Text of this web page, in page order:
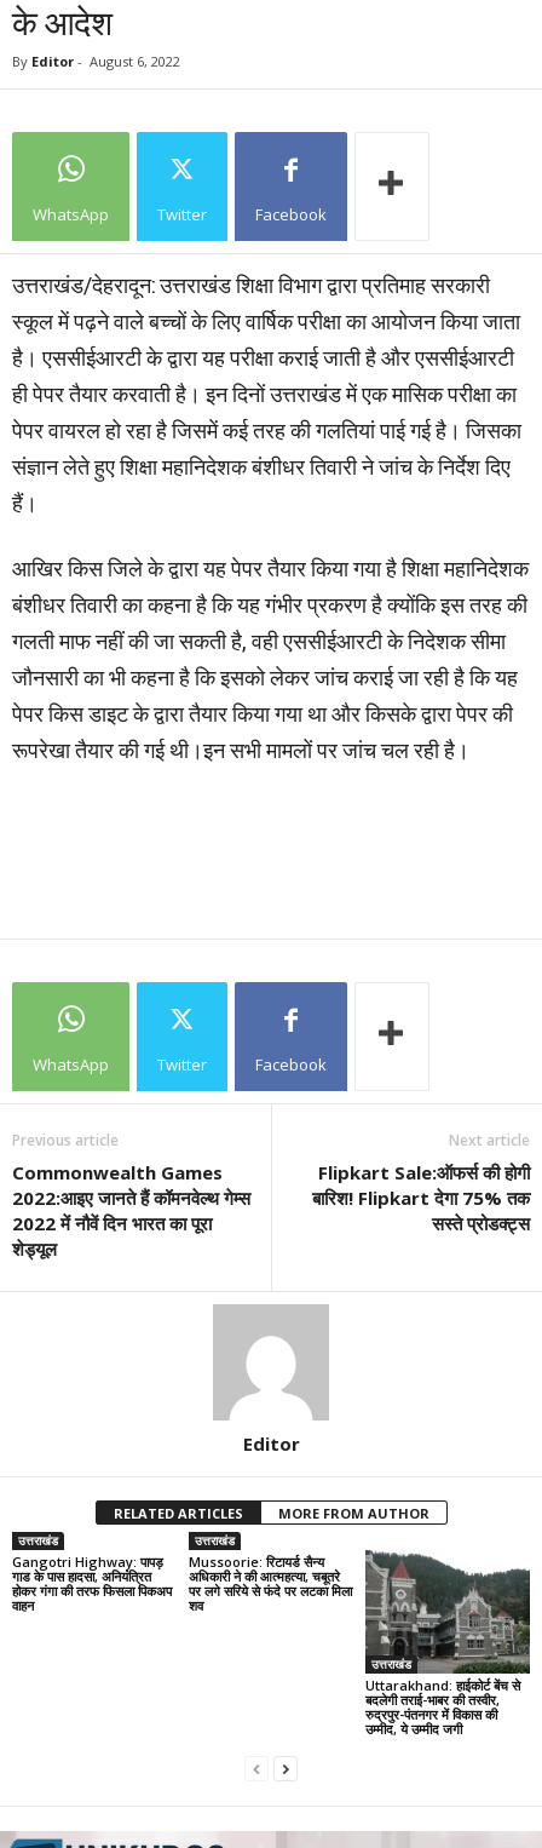
के आदेश
By Editor - August 6, 2022
WhatsApp Twitter Facebook
उत्तराखंड/देहरादून: उत्तराखंड शिक्षा विभाग द्वारा प्रतिमाह सरकारी
स्कूल में पढ़ने वाले बच्चों के लिए वार्षिक परीक्षा का आयोजन किया जाता
है। एससीईआरटी के द्वारा यह परीक्षा कराई जाती है और एससीईआरटी
ही पेपर तैयार करवाती है। इन दिनों उत्तराखंड में एक मासिक परीक्षा का
पेपर वायरल हो रहा है जिसमें कई तरह की गलतियां पाई गई है। जिसका
संज्ञान लेते हुए शिक्षा महानिदेशक बंशीधर तिवारी ने जांच के निर्देश दिए
हैं।
आखिर किस जिले के द्वारा यह पेपर तैयार किया गया है शिक्षा महानिदेशक
बंशीधर तिवारी का कहना है कि यह गंभीर प्रकरण है क्योंकि इस तरह की
गलती माफ नहीं की जा सकती है, वही एससीईआरटी के निदेशक सीमा
जौनसारी का भी कहना है कि इसको लेकर जांच कराई जा रही है कि यह
पेपर किस डाइट के द्वारा तैयार किया गया था और किसके द्वारा पेपर की
रूपरेखा तैयार की गई थी।इन सभी मामलों पर जांच चल रही है।
WhatsApp Twitter Facebook
Previous article
Commonwealth Games
2022:आइए जानते हैं कॉमनवेल्थ गेम्स
2022 में नौवें दिन भारत का पूरा
शेड्यूल
Next article
Flipkart Sale:ऑफर्स की होगी
बारिश! Flipkart देगा 75% तक
सस्ते प्रोडक्ट्स
Editor
RELATED ARTICLES MORE FROM AUTHOR
उत्तराखंड
Gangotri Highway: पापड़
गाड के पास हादसा, अनियंत्रित
होकर गंगा की तरफ फिसला पिकअप
वाहन
उत्तराखंड
Mussoorie: रिटायर्ड सैन्य
अधिकारी ने की आत्महत्या, चबूतरे
पर लगे सरिये से फंदे पर लटका मिला
शव
उत्तराखंड
Uttarakhand: हाईकोर्ट बेंच से
बदलेगी तराई-भाबर की तस्वीर,
रुद्रपुर-पंतनगर में विकास की
उम्मीद, ये उम्मीद जगी